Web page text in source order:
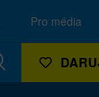
Pro média